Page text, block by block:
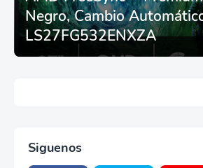
Negro, Cambio
LS27FG532ENXZA
Siguenos